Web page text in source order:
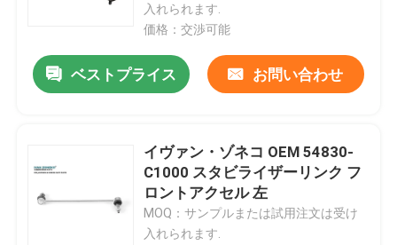
入れられます.
価格：交渉可能
ベストプライス お問い合わせ
イヴァン・ゾネコ OEM 54830-
C1000 スタビライザーリンク フ
ロントアクセル 左
MOQ：サンプルまたは試用注文は受け
入れられます.